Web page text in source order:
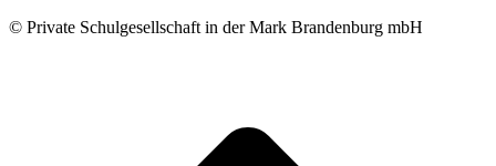
© Private Schulgesellschaft in der Mark Brandenburg mbH